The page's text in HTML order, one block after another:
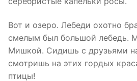
Вот и озеро. Лебеди охотно
смелым был большой лебедь.
Мишкой. Сидишь с друзьями
смотришь на этих гордых
птицы!